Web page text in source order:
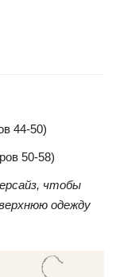
44-50)
50-58)
чтобы
одежду